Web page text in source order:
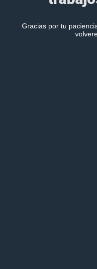
Gracias por tu